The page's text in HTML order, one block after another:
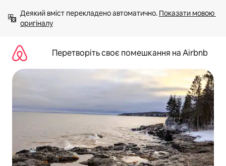
вмісту
Деякий вміст перекладено автоматично. Показати мовою
оригіналу
Перетворіть своє помешкання на Airbnb